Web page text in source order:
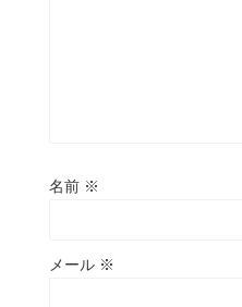
名前 ※
メール ※